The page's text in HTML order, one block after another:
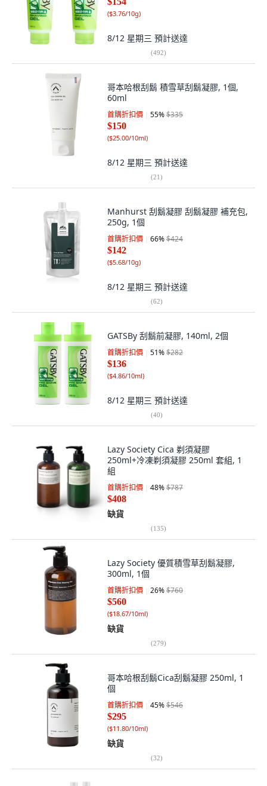
($3.76/10g)
8/12 星期三 預計送達
(492)
哥本哈根刮鬍 積雪草刮鬍凝膠, 1個,
60ml
首購折扣價 55%$335
$150
($25.00/10ml)
8/12 星期三 預計送達
(21)
Manhurst 刮鬍凝膠 刮鬍凝膠 補充包,
250g, 1個
首購折扣價 66%$424
$142
($5.68/10g)
8/12 星期三 預計送達
(62)
GATSBy 刮鬍前凝膠, 140ml, 2個
首購折扣價 51%$282
$136
($4.86/10ml)
8/12 星期三 預計送達
(40)
Lazy Society Cica 剃須凝膠
250ml+冷凍剃須凝膠 250ml 套組, 1
組
首購折扣價 48%$787
$408
缺貨
(135)
Lazy Society 優質積雪草刮鬍凝膠,
300ml, 1個
首購折扣價 26%$760
$560
($18.67/10ml)
缺貨
(279)
哥本哈根刮鬍Cica刮鬍凝膠 250ml, 1
個
首購折扣價 45%$546
$295
($11.80/10ml)
缺貨
(32)